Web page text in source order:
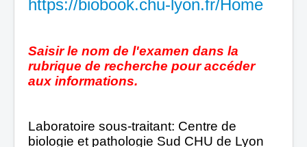
https://biobook.chu-lyon.fr/Home
Saisir le nom de l'examen dans la
rubrique de recherche pour accéder
aux informations.
Laboratoire sous-traitant: Centre de
biologie et pathologie Sud CHU de Lyon